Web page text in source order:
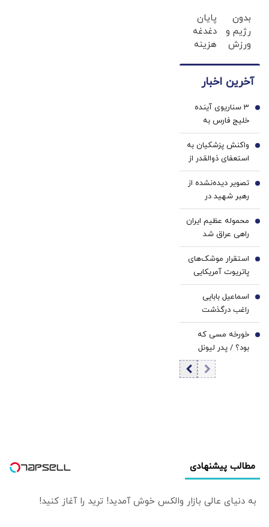
لاغری
گیاهی
احراز
هویت
بدون
رژیم و
ورزش
وزن
کنید(تخفیف
تا
امشب)
پایان
دغدغه
هزینه
پزشکی
سفید
کننده
خانگی
آخرین اخبار
3 سناریوی آینده
خلیج فارس به
روایت عباس
آخوندی؛ بازآرایی در
روابط اقتصادی و
امنیتی منطقه |
صورت بندی نقش
ایران در سه سطح |
توافقی پایدار میان
ایران و آمریکا وجود
1
واکنش پزشکیان به
استعفای ذوالقدر از
دبیری شعام/
استعفا تایید شد؟
2
تصویر دیده‌نشده از
رهبر شهید در
لباس نظامی
3
محموله عظیم ایران
راهی عراق شد
4
استقرار موشک‌های
پاتریوت آمریکایی
در نزدیکی مرز‌های
ایران / ماجرا
چیست؟
5
اسماعیل بابایی
راغب درگذشت
6
خورخه مسی که
بود؟ / پدر لیونل
مسی چگونه از او
یک فوق ستاره
7
مطالب پیشنهادی
به دنیای عالی بازار والکس خوش آمدید! ترید را آغاز کنید!